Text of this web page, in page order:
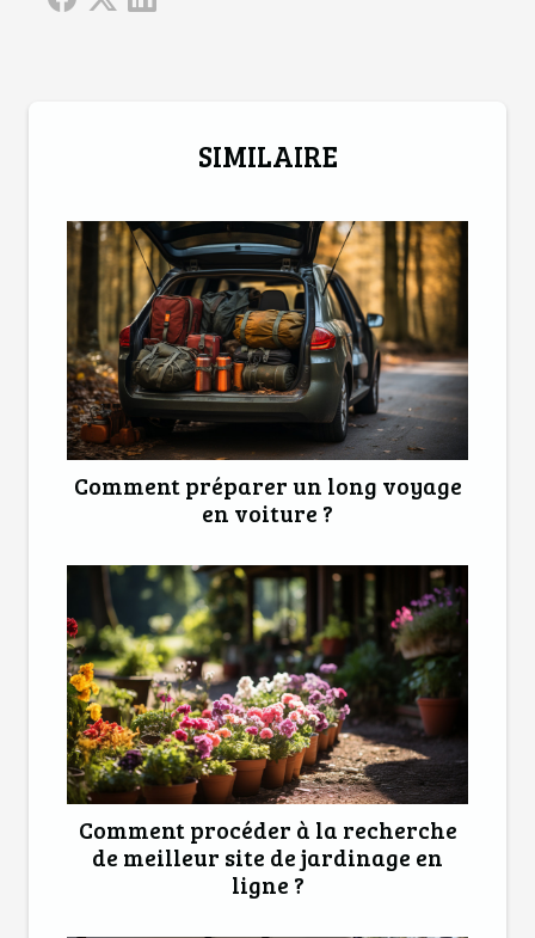
SIMILAIRE
Comment préparer un long voyage
en voiture ?
Comment procéder à la recherche
de meilleur site de jardinage en
ligne ?